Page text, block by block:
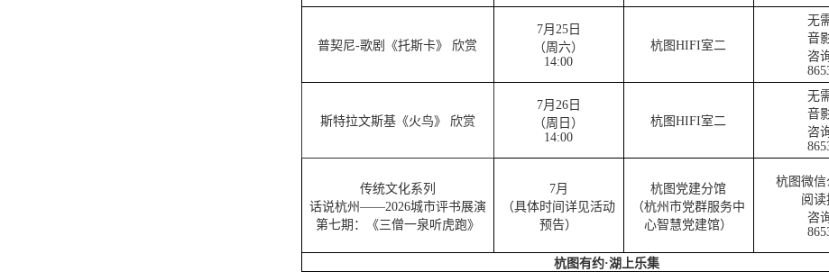
普契尼-歌剧《托斯卡》 欣赏
7月25日
（周六）
14:00
杭图HIFI室二
无
音
咨
斯特拉文斯基《火鸟》 欣赏
7月26日
（周日）
14:00
杭图HIFI室二
无
音
咨
传统文化系列
话说杭州——2026城市评书展演
第七期：《三僧一泉听虎跑》
7月
（具体时间详见活动
预告）
杭图党建分馆
（杭州市党群服务中
心智慧党建馆）
杭图微信
阅读
咨
杭图有约·湖上乐集